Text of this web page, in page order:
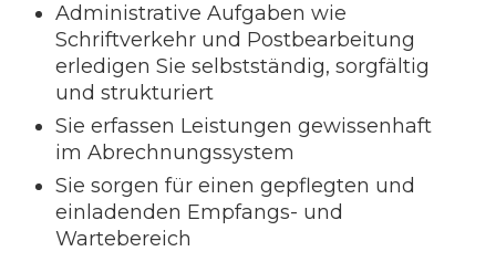
Administrative Aufgaben wie
Schriftverkehr und Postbearbeitung
erledigen Sie selbstständig, sorgfältig
und strukturiert
Sie erfassen Leistungen gewissenhaft
im Abrechnungssystem
Sie sorgen für einen gepflegten und
einladenden Empfangs- und
Wartebereich